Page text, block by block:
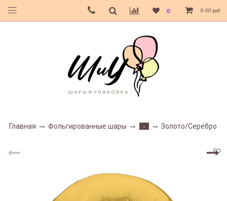
0 0.00 руб
Главная Фольгированные шары - Золото/Серебро